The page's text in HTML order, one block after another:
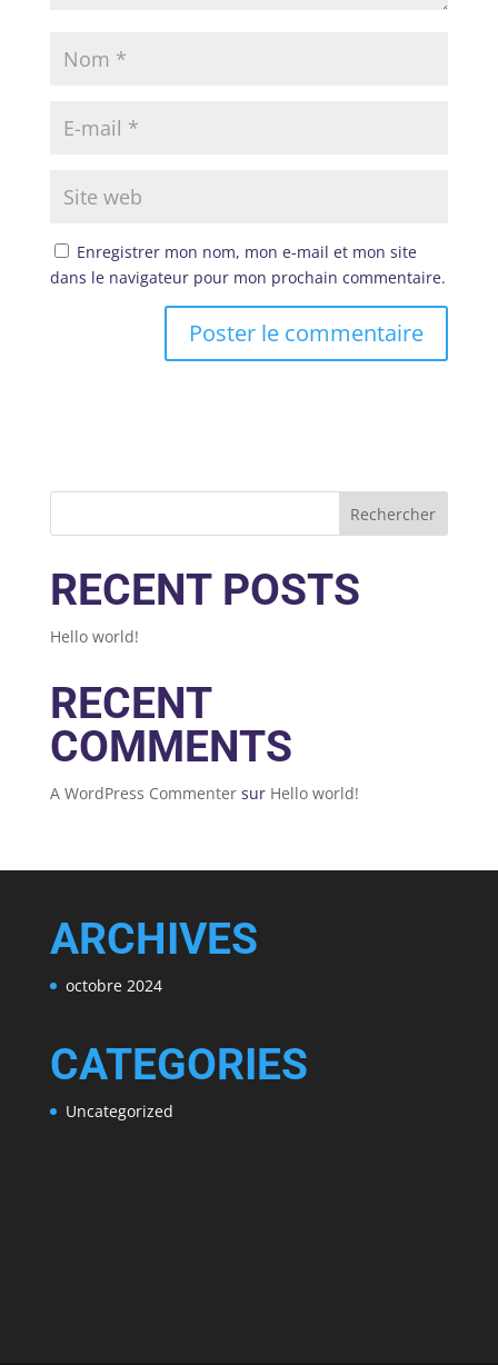
Enregistrer mon nom, mon e-mail et mon site
dans le navigateur pour mon prochain commentaire.
Rechercher
RECENT POSTS
Hello world!
RECENT
COMMENTS
A WordPress Commentersur Hello world!
ARCHIVES
octobre 2024
CATEGORIES
Uncategorized